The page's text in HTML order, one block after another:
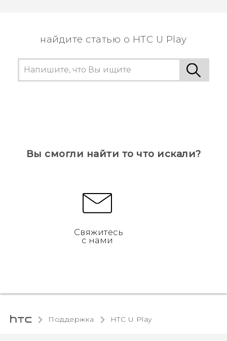
найдите статью о HTC U Play
Вы смогли найти то что искали?
Свяжитесь
с нами
Поддержка HTC U Play‎